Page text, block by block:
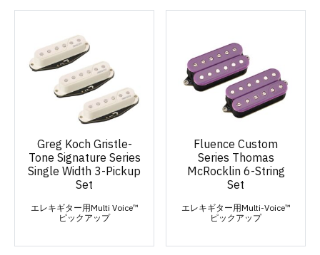
Greg Koch Gristle-
Tone Signature Series
Single Width 3-Pickup
Set
エレキギター用Multi Voice™
ピックアップ
Fluence Custom
Series Thomas
McRocklin 6-String
Set
エレキギター用Multi-Voice™
ピックアップ